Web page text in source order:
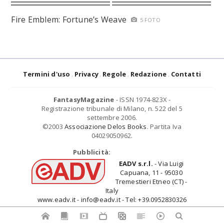
Fire Emblem: Fortune’s Weave 5 FOTO
Termini d'uso Privacy Regole Redazione Contatti
FantasyMagazine - ISSN 1974-823X -
Registrazione tribunale di Milano, n. 522 del 5
settembre 2006.
©2003 Associazione Delos Books. Partita Iva
04029050962.
Pubblicità:
EADV s.r.l. - Via Luigi
Capuana, 11 - 95030
Tremestieri Etneo (CT) -
Italy
www.eadv.it - info@eadv.it - Tel: +39.0952830326